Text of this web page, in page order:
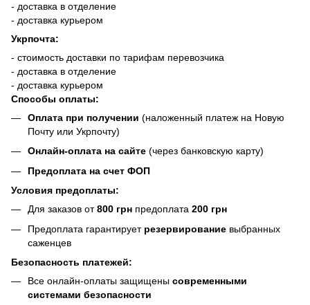
- доставка в отделение
- доставка курьером
Укрпочта:
- стоимость доставки по тарифам перевозчика
- доставка в отделение
- доставка курьером
Способы оплаты:
Оплата при получении (наложенный платеж на Новую
Почту или Укрпочту)
Онлайн-оплата на сайте (через банковскую карту)
Предоплата на счет ФОП
Условия предоплаты:
Для заказов от800 грн предоплата 200 грн
Предоплата гарантирует резервирование выбранных
саженцев
Безопасность платежей:
Все онлайн-оплаты защищены современными
системами безопасности